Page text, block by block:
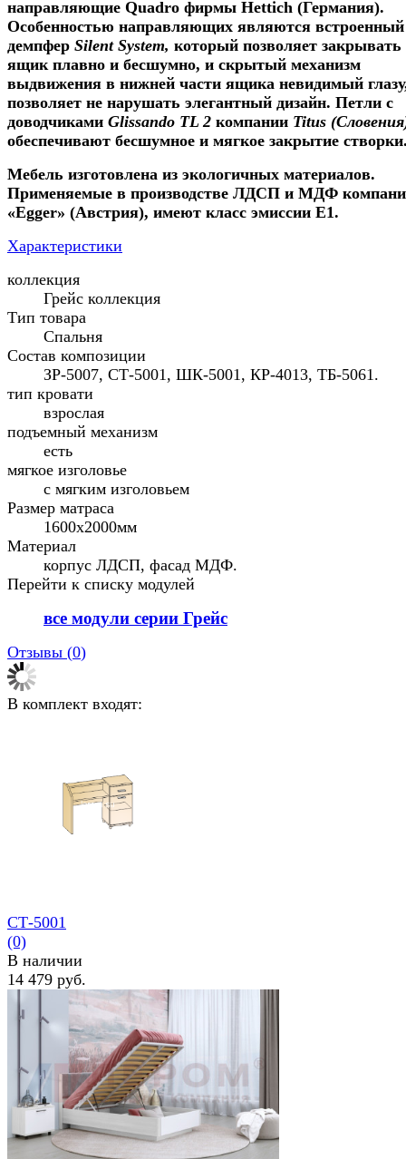
направляющие Quadro фирмы Hettich (Германия).
Особенностью направляющих являются встроенный
демпфер Silent System, который позволяет закрывать
ящик плавно и бесшумно, и скрытый механизм
выдвижения в нижней части ящика невидимый
позволяет не нарушать элегантный дизайн. Петли с
доводчиками Glissando TL 2 компании Titus
обеспечивают бесшумное и мягкое закрытие
Мебель изготовлена из экологичных материалов.
Применяемые в производстве ЛДСП и МДФ
«Egger» (Австрия), имеют класс эмиссии Е1.
Характеристики
коллекция
Грейс коллекция
Тип товара
Спальня
Состав композиции
ЗР-5007, СТ-5001, ШК-5001, КР-4013, ТБ-5061.
тип кровати
взрослая
подъемный механизм
есть
мягкое изголовье
с мягким изголовьем
Размер матраса
1600х2000мм
Материал
корпус ЛДСП, фасад МДФ.
Перейти к списку модулей
все модули серии Грейс
Отзывы (0)
В комплект входят:
избранное сравнить
СТ-5001
(0)
В наличии
14 479 руб.